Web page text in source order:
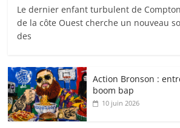
Le dernier enfant turbulent de
de la côte Ouest cherche un nouveau
des
Action Bronson :
boom bap
10 juin 2026